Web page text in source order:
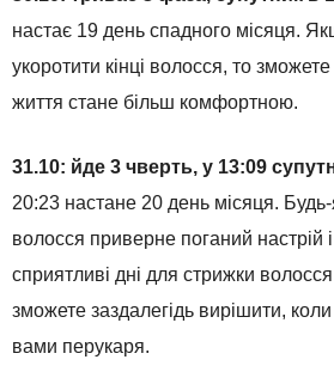
настає 19 день спадного місяця.
укоротити кінці волосся, то
життя стане більш комфортною.
31.10: йде 3 чверть, у 13:09
20:23 настане 20 день місяця.
волосся приверне поганий настрій
сприятливі дні для стрижки
зможете заздалегідь вирішити,
вами перукаря.